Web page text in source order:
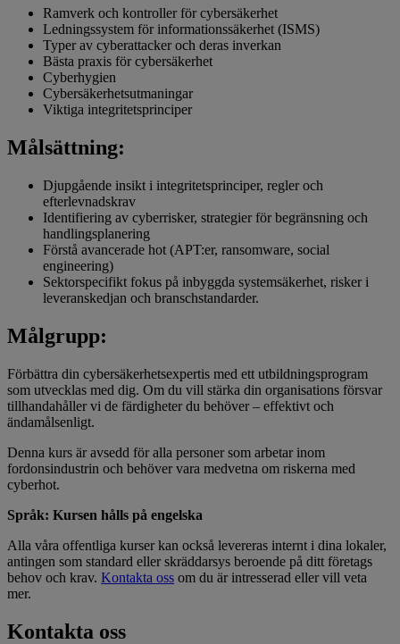
Ramverk och kontroller för cybersäkerhet
Ledningssystem för informationssäkerhet (ISMS)
Typer av cyberattacker och deras inverkan
Bästa praxis för cybersäkerhet
Cyberhygien
Cybersäkerhetsutmaningar
Viktiga integritetsprinciper
Målsättning:
Djupgående insikt i integritetsprinciper, regler och
efterlevnadskrav
Identifiering av cyberrisker, strategier för begränsning och
handlingsplanering
Förstå avancerade hot (APT:er, ransomware, social
engineering)
Sektorspecifikt fokus på inbyggda systemsäkerhet, risker i
leveranskedjan och branschstandarder.
Målgrupp:
Förbättra din cybersäkerhetsexpertis med ett utbildningsprogram
som utvecklas med dig. Om du vill stärka din organisations försvar
tillhandahåller vi de färdigheter du behöver – effektivt och
ändamålsenligt.
Denna kurs är avsedd för alla personer som arbetar inom
fordonsindustrin och behöver vara medvetna om riskerna med
cyberhot.
Språk: Kursen hålls på engelska
Alla våra offentliga kurser kan också levereras internt i dina lokaler,
antingen som standard eller skräddarsys beroende på ditt företags
behov och krav. Kontakta oss om du är intresserad eller vill veta
mer.
Kontakta oss